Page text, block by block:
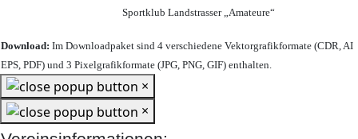
Sportklub Landstrasser „Amateure“
Download: Im Downloadpaket sind 4 verschiedene Vektorgrafikformate (CDR, AI
EPS, PDF) und 3 Pixelgrafikformate (JPG, PNG, GIF) enthalten.
×
×